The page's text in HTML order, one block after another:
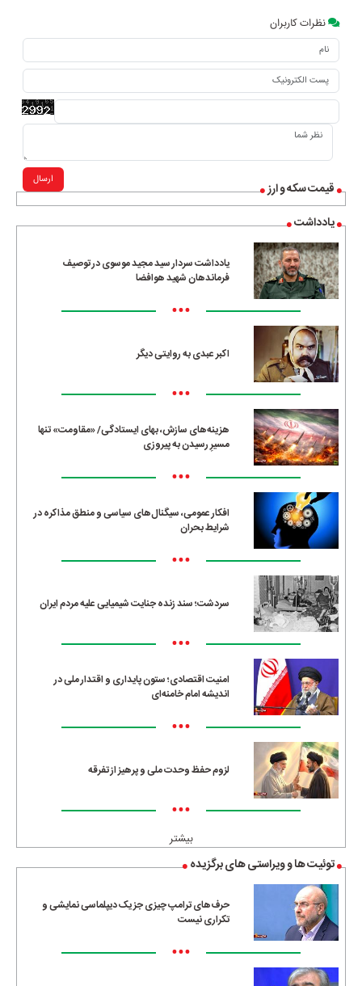
قیمت سکه و ارز
یادداشت
یادداشت سردار سید مجید موسوی در توصیف
فرماندهان شهید هوافضا
•••
اکبر عبدی به روایتی دیگر
•••
هزینه‌های سازش، بهای ایستادگی/ «مقاومت» تنها
مسیرِ رسیدن به پیروزی
•••
افکار عمومی، سیگنال‌های سیاسی و منطق مذاکره در
شرایط بحران
•••
سردشت؛ سند زنده جنایت شیمیایی علیه مردم ایران
•••
امنیت اقتصادی؛ ستون پایداری و اقتدار ملی در
اندیشه امام خامنه‌ای
•••
لزوم حفظ وحدت ملی و پرهیز از تفرقه
•••
بیشتر
توئیت ها و ویراستی های برگزیده
حرف‌های ترامپ چیزی جز یک دیپلماسی نمایشی و
تکراری نیست
•••
نظرات کاربران
ارسال